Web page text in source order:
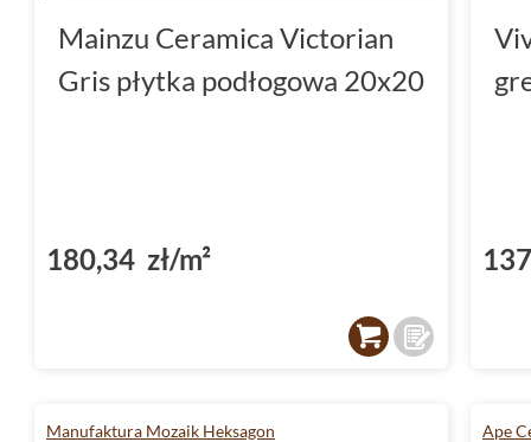
Mainzu Ceramica Victorian
Gris płytka podłogowa 20x20
180,34 zł/m²
Manufaktura Mozaik Heksagon Ape